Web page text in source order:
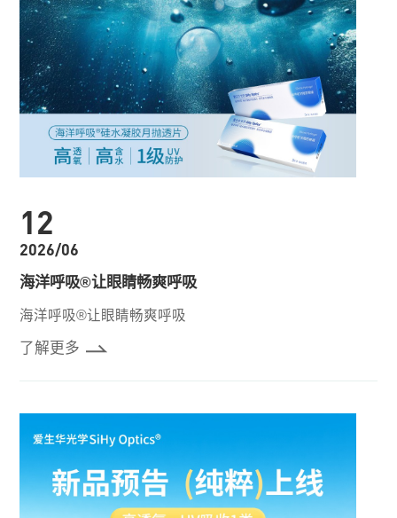
12
2026/06
海洋呼吸®让眼睛畅爽呼吸
海洋呼吸®让眼睛畅爽呼吸
了解更多